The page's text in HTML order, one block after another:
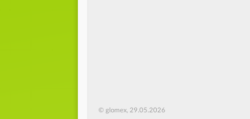
© glomex, 29.05.2026